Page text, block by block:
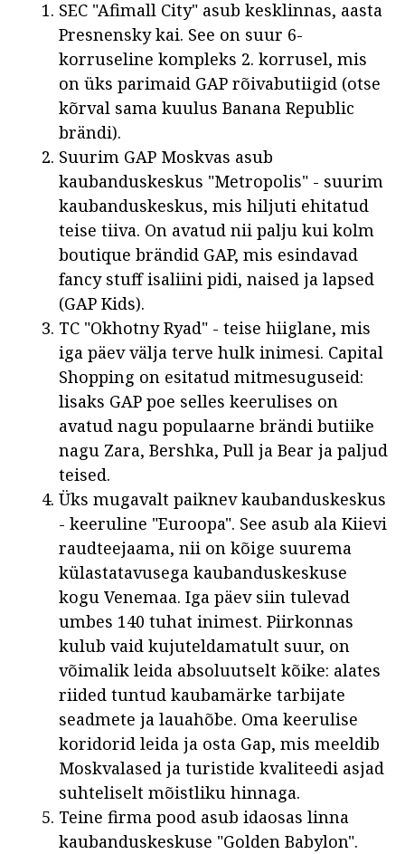
SEC "Afimall City" asub kesklinnas, aasta
Presnensky kai. See on suur 6-
korruseline kompleks 2. korrusel, mis
on üks parimaid GAP rõivabutiigid (otse
kõrval sama kuulus Banana Republic
brändi).
Suurim GAP Moskvas asub
kaubanduskeskus "Metropolis" - suurim
kaubanduskeskus, mis hiljuti ehitatud
teise tiiva. On avatud nii palju kui kolm
boutique brändid GAP, mis esindavad
fancy stuff isaliini pidi, naised ja lapsed
(GAP Kids).
TC "Okhotny Ryad" - teise hiiglane, mis
iga päev välja terve hulk inimesi. Capital
Shopping on esitatud mitmesuguseid:
lisaks GAP poe selles keerulises on
avatud nagu populaarne brändi butiike
nagu Zara, Bershka, Pull ja Bear ja paljud
teised.
Üks mugavalt paiknev kaubanduskeskus
- keeruline "Euroopa". See asub ala Kiievi
raudteejaama, nii on kõige suurema
külastatavusega kaubanduskeskuse
kogu Venemaa. Iga päev siin tulevad
umbes 140 tuhat inimest. Piirkonnas
kulub vaid kujuteldamatult suur, on
võimalik leida absoluutselt kõike: alates
riided tuntud kaubamärke tarbijate
seadmete ja lauahõbe. Oma keerulise
koridorid leida ja osta Gap, mis meeldib
Moskvalased ja turistide kvaliteedi asjad
suhteliselt mõistliku hinnaga.
Teine firma pood asub idaosas linna
kaubanduskeskuse "Golden Babylon".